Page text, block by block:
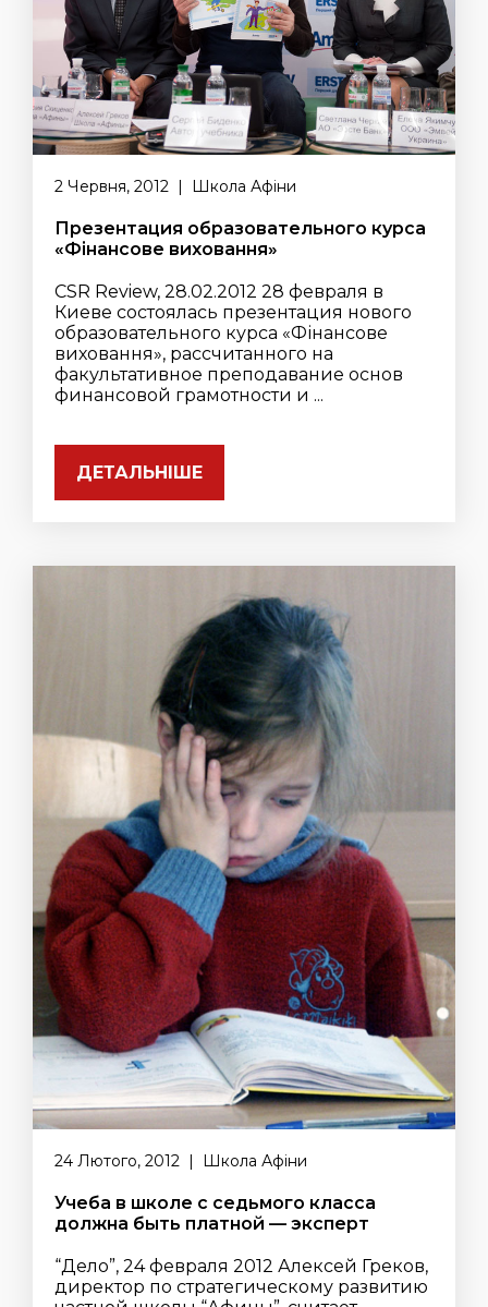
2 Червня, 2012 | Школа Афіни
Презентация образовательного курса
«Фінансове виховання»
CSR Review, 28.02.2012 28 февраля в
Киеве состоялась презентация нового
образовательного курса «Фінансове
виховання», рассчитанного на
факультативное преподавание основ
финансовой грамотности и ...
ДЕТАЛЬНІШЕ
24 Лютого, 2012 | Школа Афіни
Учеба в школе с седьмого класса
должна быть платной — эксперт
“Дело”, 24 февраля 2012 Алексей Греков,
директор по стратегическому развитию